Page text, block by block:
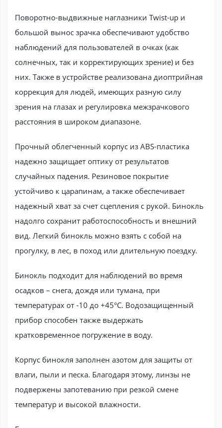
Поворотно-выдвижные наглазники Twist-up и
большой вынос зрачка обеспечивают удобство
наблюдений для пользователей в очках (как
солнечных, так и корректирующих зрение) и без
них. Также в устройстве реализована диоптрийная
коррекция для людей, имеющих разную силу
зрения на глазах и регулировка межзрачкового
расстояния в широком диапазоне.
Прочный облегченный корпус из ABS-пластика
надежно защищает оптику от результатов
случайных падения. Резиновое покрытие
устойчиво к царапинам, а также обеспечивает
надежный хват за счет сцепления с рукой. Бинокль
надолго сохранит работоспособность и внешний
вид. Легкий бинокль можно взять с собой на
прогулку, в лес, в поход или длительную поездку.
Бинокль подходит для наблюдений во время
осадков – снега, дождя или тумана, при
температурах от -10 до +45°С. Водозащищенный
прибор способен также выдержать
кратковременное погружение в воду.
Корпус бинокля заполнен азотом для защиты от
влаги, пыли и песка. Благодаря этому, линзы не
подвержены запотеванию при резкой смене
температур и высокой влажности.